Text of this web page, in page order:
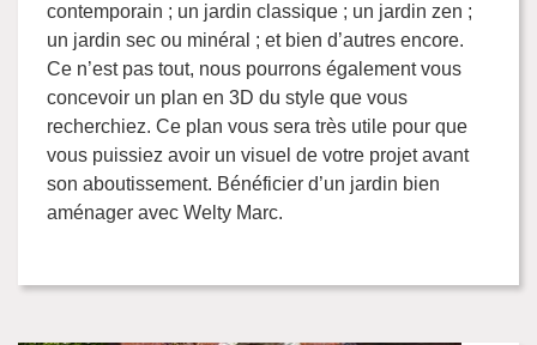
contemporain ; un jardin classique ; un jardin zen ;
un jardin sec ou minéral ; et bien d’autres encore.
Ce n’est pas tout, nous pourrons également vous
concevoir un plan en 3D du style que vous
recherchiez. Ce plan vous sera très utile pour que
vous puissiez avoir un visuel de votre projet avant
son aboutissement. Bénéficier d’un jardin bien
aménager avec Welty Marc.